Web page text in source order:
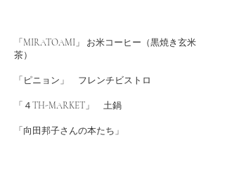
「MIRATOAMI」 お米コーヒー（黒焼き玄米
茶）
「ピニョン」 フレンチビストロ
「４TH-MARKET」 土鍋
「向田邦子さんの本たち」